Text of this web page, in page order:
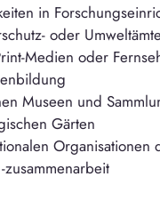
in
oder
Medien oder
Museen und
Gärten
Organisationen